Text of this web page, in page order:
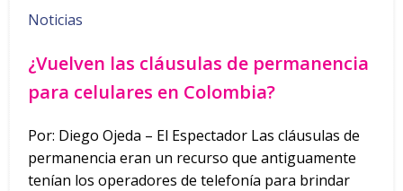
Noticias
¿Vuelven las cláusulas de permanencia
para celulares en Colombia?
Por: Diego Ojeda – El Espectador Las cláusulas de
permanencia eran un recurso que antiguamente
tenían los operadores de telefonía para brindar